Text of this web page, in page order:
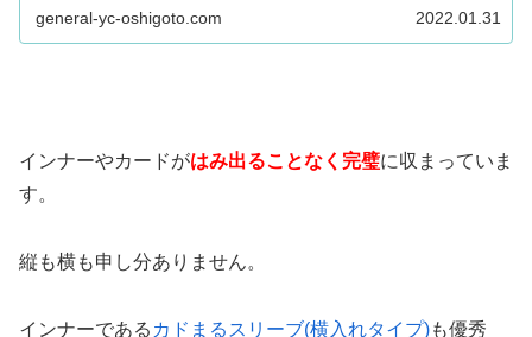
general-yc-oshigoto.com 2022.01.31
インナーやカードがはみ出ることなく完璧に収まっていま
す。
縦も横も申し分ありません。
インナーである カドまるスリーブ(横入れタイプ)も優秀